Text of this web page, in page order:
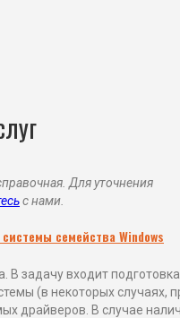
Для уточнения
с нами.
семейства Windows
задачу входит
(в некоторых случаях,
драйверов. В случае